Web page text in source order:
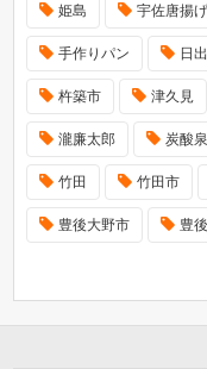
姫島 宇佐唐揚げ
手作りパン 日
杵築市 津久見
瀧廉太郎 炭酸泉
竹田 竹田市
豊後大野市 豊